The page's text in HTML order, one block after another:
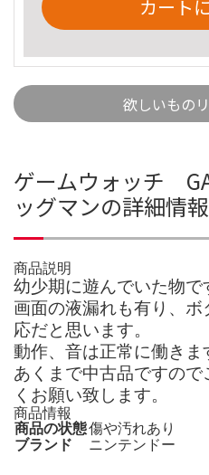
カート
欲しいもの
ゲームウォッチ
ッグマンの詳細情報
商品説明
幼少期に遊んでいた物で
画面の液漏れも有り、
応だと思います。
動作、音は正常に働きま
あくまで中古品ですの
くお願い致します。
商品情報
商品の状態傷や汚れあり
ブランド
ニンテンドー